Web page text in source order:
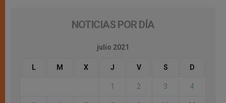
NOTICIAS POR DÍA
julio 2021
L M X J V S D
1 2 3 4